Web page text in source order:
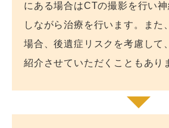
にある場合はCTの撮影を行い
しながら治療を行います。また
場合、後遺症リスクを考慮して
紹介させていただくこともあり